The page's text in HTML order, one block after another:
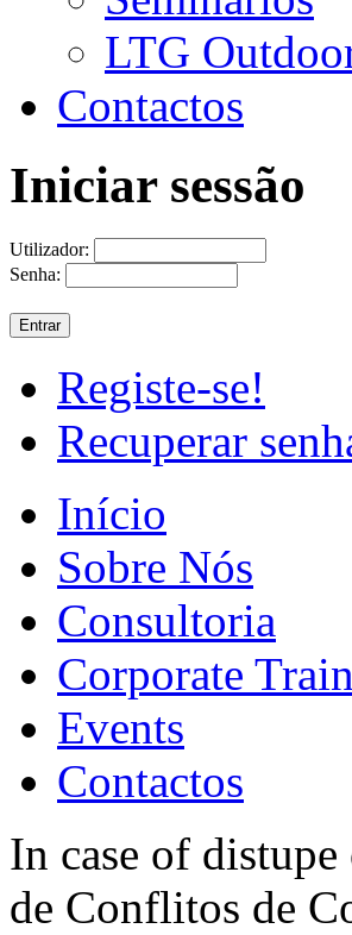
LTG
Contactos
Iniciar sessão
Utilizador:
Senha:
Registe-se!
Recuperar
Início
Sobre Nós
Consultoria
Corporate
Events
Contactos
In case of
de Conflitos de